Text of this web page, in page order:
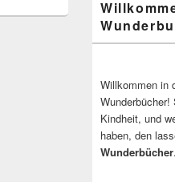
Willkommen in
Kindheit, und
haben, den
Wunderbücher.